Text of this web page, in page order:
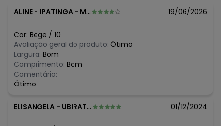
algum dia do mês, para o menor tamanho disponível.
agosto/2026
julho/2026
junho/2026
maio/2026
abril/2026
R$ 77,97
ALINE - IPATINGA - MG 19/06/2026
Cor: Bege / 10
Avaliação geral do produto: Ótimo
Largura: Bom
Comprimento: Bom
Comentário:
Ótimo
ELISANGELA - UBIRATA - PR 01/12/2024